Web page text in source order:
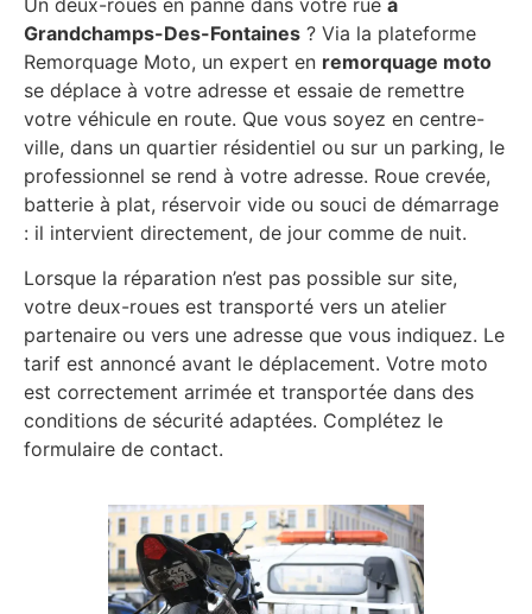
Un deux-roues en panne dans votre rue à
Grandchamps-Des-Fontaines ? Via la plateforme
Remorquage Moto, un expert en remorquage moto
se déplace à votre adresse et essaie de remettre
votre véhicule en route. Que vous soyez en centre-
ville, dans un quartier résidentiel ou sur un parking, le
professionnel se rend à votre adresse. Roue crevée,
batterie à plat, réservoir vide ou souci de démarrage
: il intervient directement, de jour comme de nuit.
Lorsque la réparation n’est pas possible sur site,
votre deux-roues est transporté vers un atelier
partenaire ou vers une adresse que vous indiquez. Le
tarif est annoncé avant le déplacement. Votre moto
est correctement arrimée et transportée dans des
conditions de sécurité adaptées. Complétez le
formulaire de contact.